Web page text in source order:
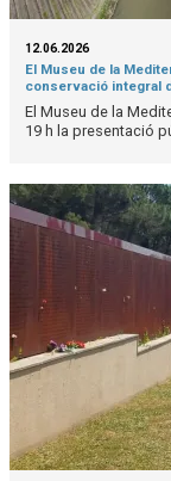
12.06.2026
El Museu de la
conservació integral
El Museu de la
19 h la presentació